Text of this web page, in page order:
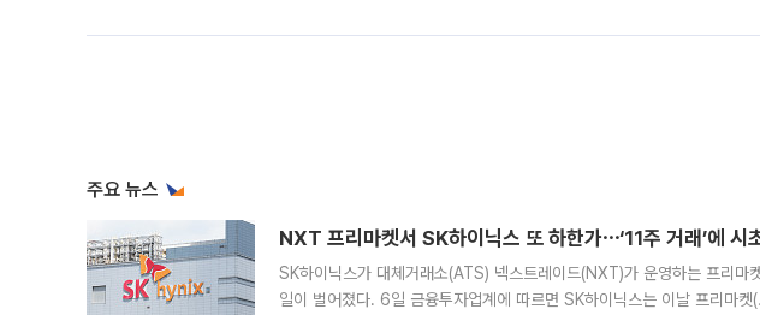
주요 뉴스
NXT 프리마켓서 SK하이닉스 또 하한가⋯‘11주 거래’에 시
SK하이닉스가 대체거래소(ATS) 넥스트레이드(NXT)가 운영하는 프리마
일이 벌어졌다. 6일 금융투자업계에 따르면 SK하이닉스는 이날 프리마